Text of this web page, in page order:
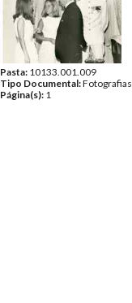
Pasta: 10133.001.009
Tipo Documental:Fotografias
Página(s): 1